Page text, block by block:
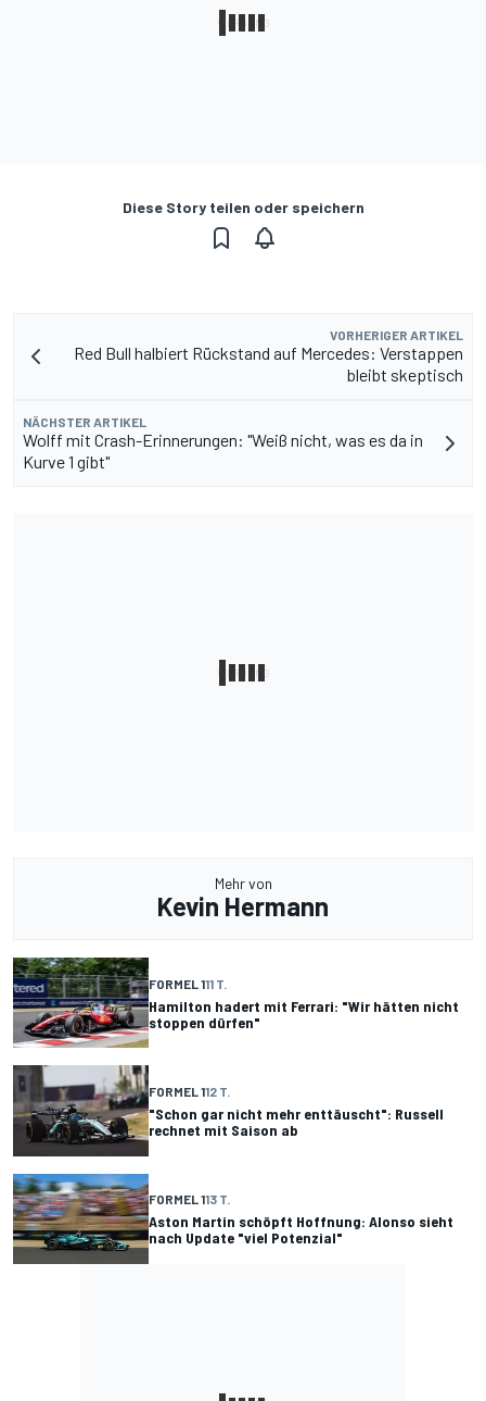
Diese Story teilen oder speichern
VORHERIGER ARTIKEL
Red Bull halbiert Rückstand auf Mercedes: Verstappen
bleibt skeptisch
NÄCHSTER ARTIKEL
Wolff mit Crash-Erinnerungen: "Weiß nicht, was es da in
Kurve 1 gibt"
Mehr von
Kevin Hermann
FORMEL 111 T.
Hamilton hadert mit Ferrari: "Wir hätten nicht
stoppen dürfen"
FORMEL 112 T.
"Schon gar nicht mehr enttäuscht": Russell
rechnet mit Saison ab
FORMEL 113 T.
Aston Martin schöpft Hoffnung: Alonso sieht
nach Update "viel Potenzial"